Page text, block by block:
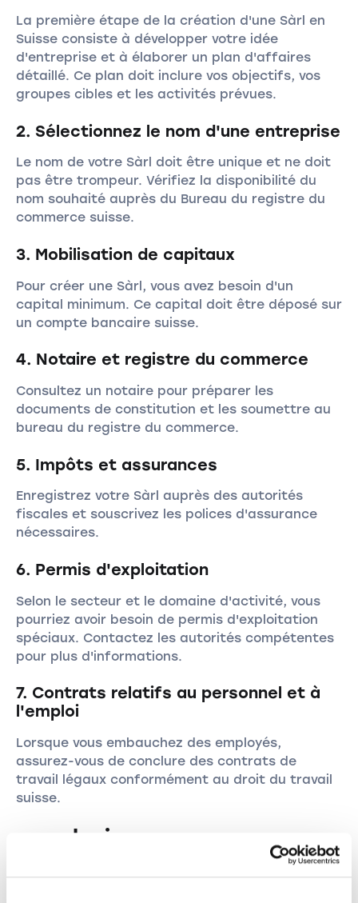
La première étape de la création d'une Sàrl en
Suisse consiste à développer votre idée
d'entreprise et à élaborer un plan d'affaires
détaillé. Ce plan doit inclure vos objectifs, vos
groupes cibles et les activités prévues.
2. Sélectionnez le nom d'une entreprise
Le nom de votre Sàrl doit être unique et ne doit
pas être trompeur. Vérifiez la disponibilité du
nom souhaité auprès du Bureau du registre du
commerce suisse.
3. Mobilisation de capitaux
Pour créer une Sàrl, vous avez besoin d'un
capital minimum. Ce capital doit être déposé sur
un compte bancaire suisse.
4. Notaire et registre du commerce
Consultez un notaire pour préparer les
documents de constitution et les soumettre au
bureau du registre du commerce.
5. Impôts et assurances
Enregistrez votre Sàrl auprès des autorités
fiscales et souscrivez les polices d'assurance
nécessaires.
6. Permis d'exploitation
Selon le secteur et le domaine d'activité, vous
pourriez avoir besoin de permis d'exploitation
spéciaux. Contactez les autorités compétentes
pour plus d'informations.
7. Contrats relatifs au personnel et à
l'emploi
Lorsque vous embauchez des employés,
assurez-vous de conclure des contrats de
travail légaux conformément au droit du travail
suisse.
conclusion